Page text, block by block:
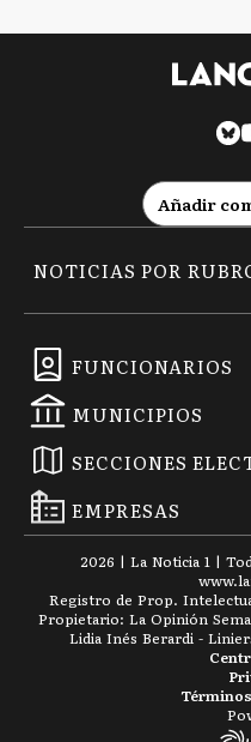
Añadir
FUNCIONARIOS
MUNICIPIOS
SECCIONES
EMPRESAS
NOTICIAS POR
2026 | La Noticia 1 |
www.
Registro de Prop.
Propietario: La Opinión
Lidia Inés Berardi -